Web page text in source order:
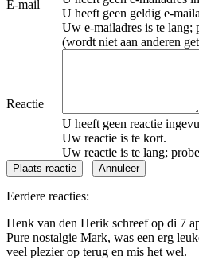
E-mail
U heeft geen geldig e-
Uw e-mailadres is te lang;
(wordt niet aan anderen
Reactie
U heeft geen reactie
Uw reactie is te kort.
Uw reactie is te lang;
Eerdere reacties:
Henk van den Herik schreef op di 7
Pure nostalgie Mark, was een erg
veel plezier op terug en mis het wel.